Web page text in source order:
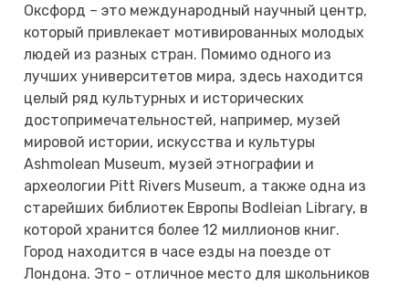
Оксфорд – это международный научный центр,
который привлекает мотивированных молодых
людей из разных стран. Помимо одного из
лучших университетов мира, здесь находится
целый ряд культурных и исторических
достопримечательностей, например, музей
мировой истории, искусства и культуры
Ashmolean Museum, музей этнографии и
археологии Pitt Rivers Museum, а также одна из
старейших библиотек Европы Bodleian Library, в
которой хранится более 12 миллионов книг.
Город находится в часе езды на поезде от
Лондона. Это - отличное место для школьников